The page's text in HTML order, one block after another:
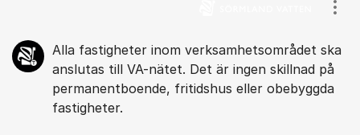
Alla fastigheter inom verksamhetsområdet ska
anslutas till VA-nätet. Det är ingen skillnad på
permanentboende, fritidshus eller obebyggda
fastigheter.